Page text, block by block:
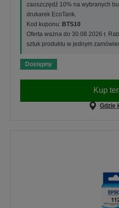
zaoszczędź 10% na wybranych
drukarek EcoTank.
Kod kuponu: BTS10
Oferta ważna do 30.08.2026 r.
sztuk produktu w jednym
Dostępny
Kup
Gdzie